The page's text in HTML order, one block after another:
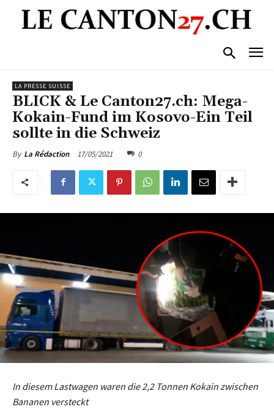
LA PRESSE SUISSE
BLICK & Le Canton27.ch: Mega-
Kokain-Fund im Kosovo-Ein Teil
sollte in die Schweiz
By La Rédaction 17/05/2021 0
In diesem Lastwagen waren die 2,2 Tonnen Kokain zwischen
Bananen versteckt